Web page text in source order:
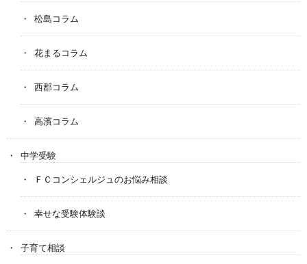
松島コラム
花まるコラム
西郡コラム
高濱コラム
中学受験
ＦＣコンシェルジュのお悩み相談
幸せな受験体験談
子育て相談